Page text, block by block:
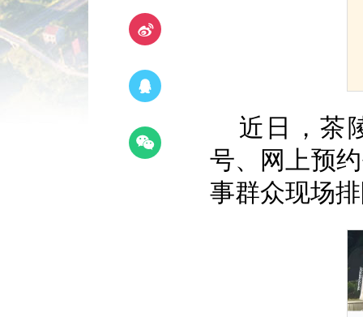
近日，茶
号、网上预
事群众现场